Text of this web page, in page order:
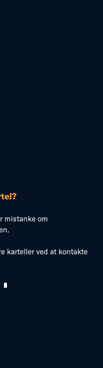
mistanke om
karteller ved at kontakte